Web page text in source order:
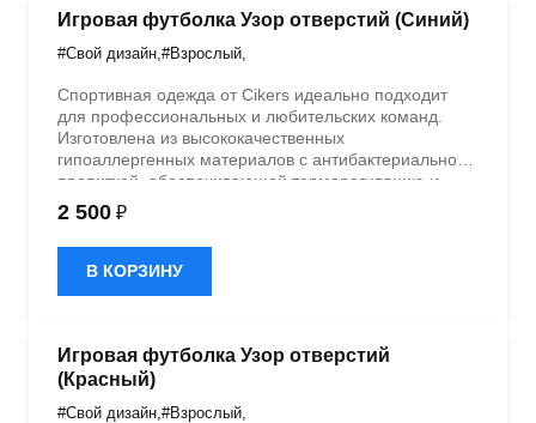
Игровая футболка Узор отверстий (Синий)
#Свой дизайн #Взрослый
Спортивная одежда от Cikers идеально подходит
для профессиональных и любительских команд.
Изготовлена из высококачественных
гипоаллергенных материалов с антибактериальной
пропиткой, обеспечивающей терморегуляцию и
быстрое влагоотведение. Одежда обладает
эластичностью в 5 направлениях и стильным
дизайном.
2 500 ₽
В КОРЗИНУ
Игровая футболка Узор отверстий
(Красный)
#Свой дизайн #Взрослый